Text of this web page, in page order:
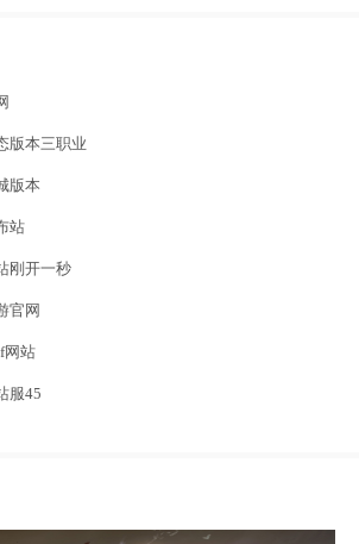
版本三职业
版本
站
刚开一秒
官网
网站
服45